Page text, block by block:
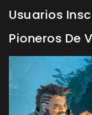
Usuarios
Pioneros De